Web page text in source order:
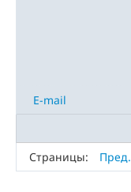
E-mail
Страницы: Пред.